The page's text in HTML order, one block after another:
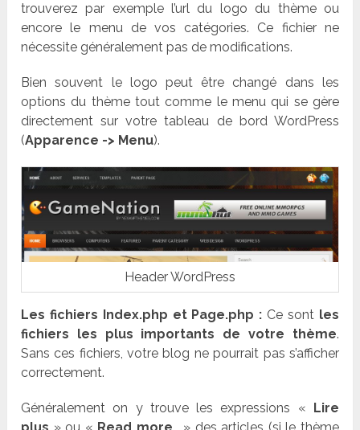
trouverez par exemple l’url du logo du thème ou
encore le menu de vos catégories. Ce fichier ne
nécessite généralement pas de modifications.
Bien souvent le logo peut être changé dans les
options du thème tout comme le menu qui se gère
directement sur votre tableau de bord WordPress
(Apparence -> Menu).
Header WordPress
Les fichiers Index.php et Page.php : Ce sont les
fichiers les plus importants de votre thème.
Sans ces fichiers, votre blog ne pourrait pas s’afficher
correctement.
Généralement on y trouve les expressions « Lire